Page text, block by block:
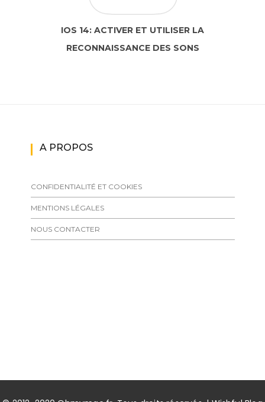
IOS 14: ACTIVER ET UTILISER LA
RECONNAISSANCE DES SONS
A PROPOS
CONFIDENTIALITÉ ET COOKIES
MENTIONS LÉGALES
NOUS CONTACTER